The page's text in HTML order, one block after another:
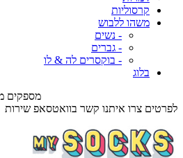
קרסוליות
משהו ללבוש
- נשים
- גברים
- בוקסרים לה & לו
בלוג
מספקים מתנות
לפרטים צרו איתנו קשר בוואטסאפ שירות